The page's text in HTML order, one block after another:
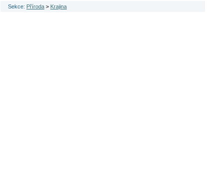
Sekce: Příroda > Krajina